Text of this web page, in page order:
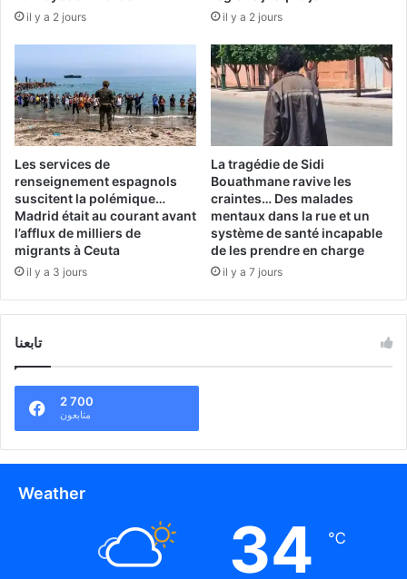
il y a 2 jours il y a 2 jours
Les services de
renseignement espagnols
suscitent la polémique…
Madrid était au courant avant
l’afflux de milliers de
migrants à Ceuta
il y a 3 jours
La tragédie de Sidi
Bouathmane ravive les
craintes… Des malades
mentaux dans la rue et un
système de santé incapable
de les prendre en charge
il y a 7 jours
تابعنا
2 700
متابعون
Weather
34 ℃